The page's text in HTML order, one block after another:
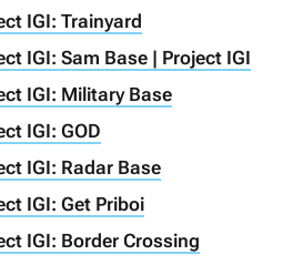
IGI: Trainyard
IGI: Sam Base | Project IGI
IGI: Military Base
IGI: GOD
IGI: Radar Base
IGI: Get Priboi
IGI: Border Crossing